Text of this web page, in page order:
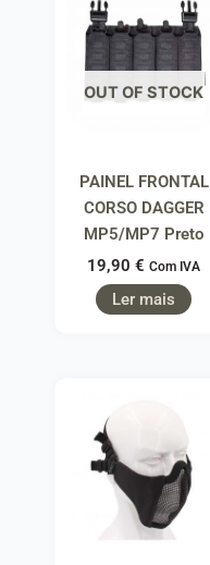
OUT OF STOCK
PAINEL FRONTAL
CORSO DAGGER
MP5/MP7 Preto
19,90 € Com IVA
Ler mais